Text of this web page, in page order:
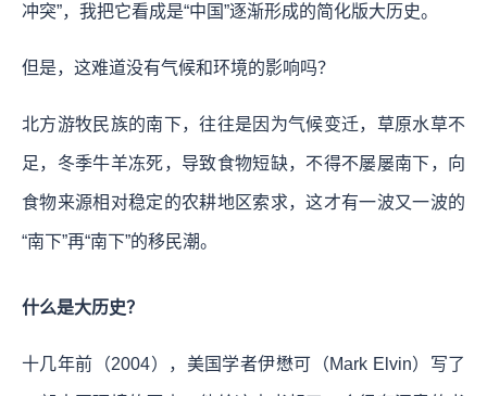
冲突”，我把它看成是“中国”逐渐形成的简化版大历史。
但是，这难道没有气候和环境的影响吗？
北方游牧民族的南下，往往是因为气候变迁，草原水草不
足，冬季牛羊冻死，导致食物短缺，不得不屡屡南下，向
食物来源相对稳定的农耕地区索求，这才有一波又一波的
“南下”再“南下”的移民潮。
什么是大历史？
十几年前（2004），美国学者伊懋可（Mark Elvin）写了